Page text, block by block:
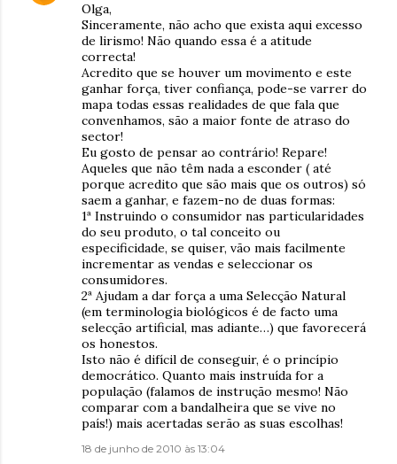
Olga,
Sinceramente, não acho que exista aqui excesso
de lirismo! Não quando essa é a atitude
correcta!
Acredito que se houver um movimento e este
ganhar força, tiver confiança, pode-se varrer do
mapa todas essas realidades de que fala que
convenhamos, são a maior fonte de atraso do
sector!
Eu gosto de pensar ao contrário! Repare!
Aqueles que não têm nada a esconder ( até
porque acredito que são mais que os outros) só
saem a ganhar, e fazem-no de duas formas:
1ª Instruindo o consumidor nas particularidades
do seu produto, o tal conceito ou
especificidade, se quiser, vão mais facilmente
incrementar as vendas e seleccionar os
consumidores.
2ª Ajudam a dar força a uma Selecção Natural
(em terminologia biológicos é de facto uma
selecção artificial, mas adiante…) que favorecerá
os honestos.
Isto não é difícil de conseguir, é o princípio
democrático. Quanto mais instruída for a
população (falamos de instrução mesmo! Não
comparar com a bandalheira que se vive no
país!) mais acertadas serão as suas escolhas!
18 de junho de 2010 às 13:04